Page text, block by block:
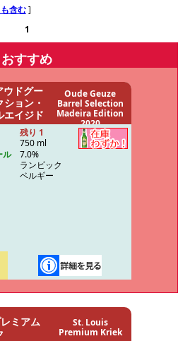
含む]
1
おすすめ
ウドグー
ョン・
エイジド
Oude Geuze
Barrel Selection
Madeira Edition
2020
残り 1
750 ml
ル
7.0%
ランビック
ベルギー
ミアム
St. Louis
Premium Kriek